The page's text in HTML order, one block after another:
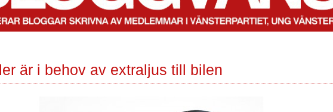
är i behov av extraljus till bilen